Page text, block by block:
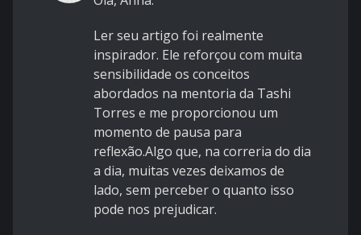
Ler seu artigo foi realmente
inspirador. Ele reforçou com muita
sensibilidade os conceitos
abordados na mentoria da Tashi
Torres e me proporcionou um
momento de pausa para
reflexão.Algo que, na correria do dia
a dia, muitas vezes deixamos de
lado, sem perceber o quanto isso
pode nos prejudicar.